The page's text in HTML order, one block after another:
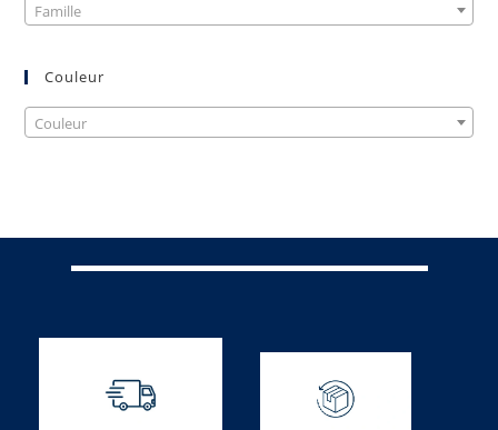
Famille
Couleur
Couleur